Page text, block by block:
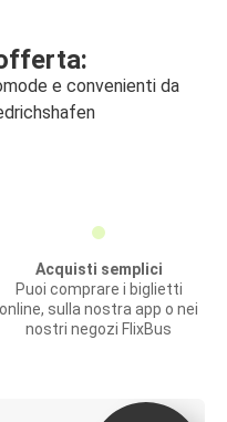
e convenienti da
Acquisti semplici
Puoi comprare i biglietti
online, sulla nostra app o nei
nostri negozi FlixBus